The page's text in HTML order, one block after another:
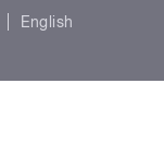
English